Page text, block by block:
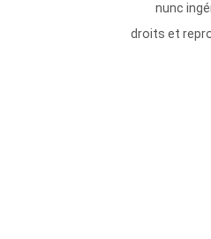
nunc
droits et